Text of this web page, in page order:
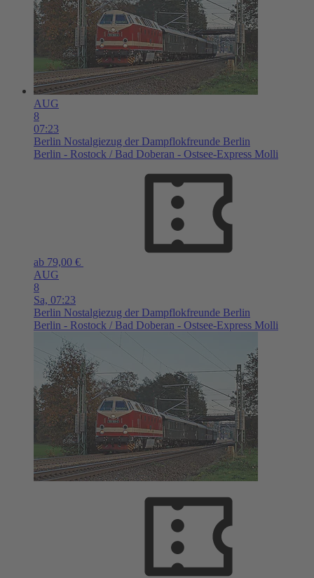
AUG
8
07:23
Berlin Nostalgiezug der Dampflokfreunde Berlin
Berlin - Rostock / Bad Doberan - Ostsee-Express Molli
ab 79,00 €
AUG
8
Sa, 07:23
Berlin Nostalgiezug der Dampflokfreunde Berlin
Berlin - Rostock / Bad Doberan - Ostsee-Express Molli